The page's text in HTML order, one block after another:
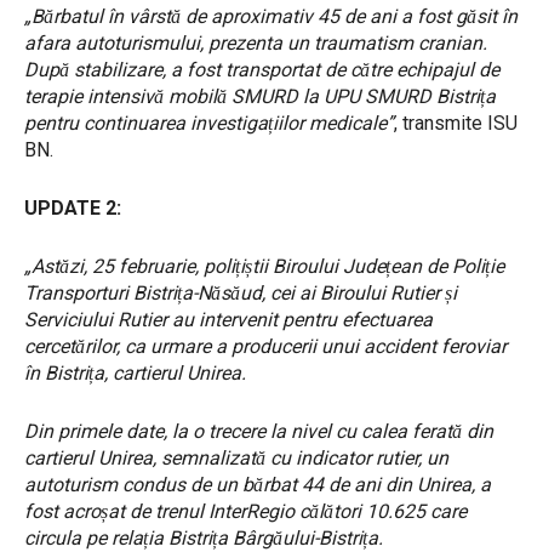
„Bărbatul în vârstă de aproximativ 45 de ani a fost găsit în
afara autoturismului, prezenta un traumatism cranian.
După stabilizare, a fost transportat de către echipajul de
terapie intensivă mobilă SMURD la UPU SMURD Bistrița
pentru continuarea investigațiilor medicale”, transmite ISU
BN.
UPDATE 2:
„Astăzi, 25 februarie, polițiștii Biroului Județean de Poliție
Transporturi Bistrița-Năsăud, cei ai Biroului Rutier și
Serviciului Rutier au intervenit pentru efectuarea
cercetărilor, ca urmare a producerii unui accident feroviar
în Bistrița, cartierul Unirea.
Din primele date, la o trecere la nivel cu calea ferată din
cartierul Unirea, semnalizată cu indicator rutier, un
autoturism condus de un bărbat 44 de ani din Unirea, a
fost acroșat de trenul InterRegio călători 10.625 care
circula pe relația Bistrița Bârgăului-Bistrița.